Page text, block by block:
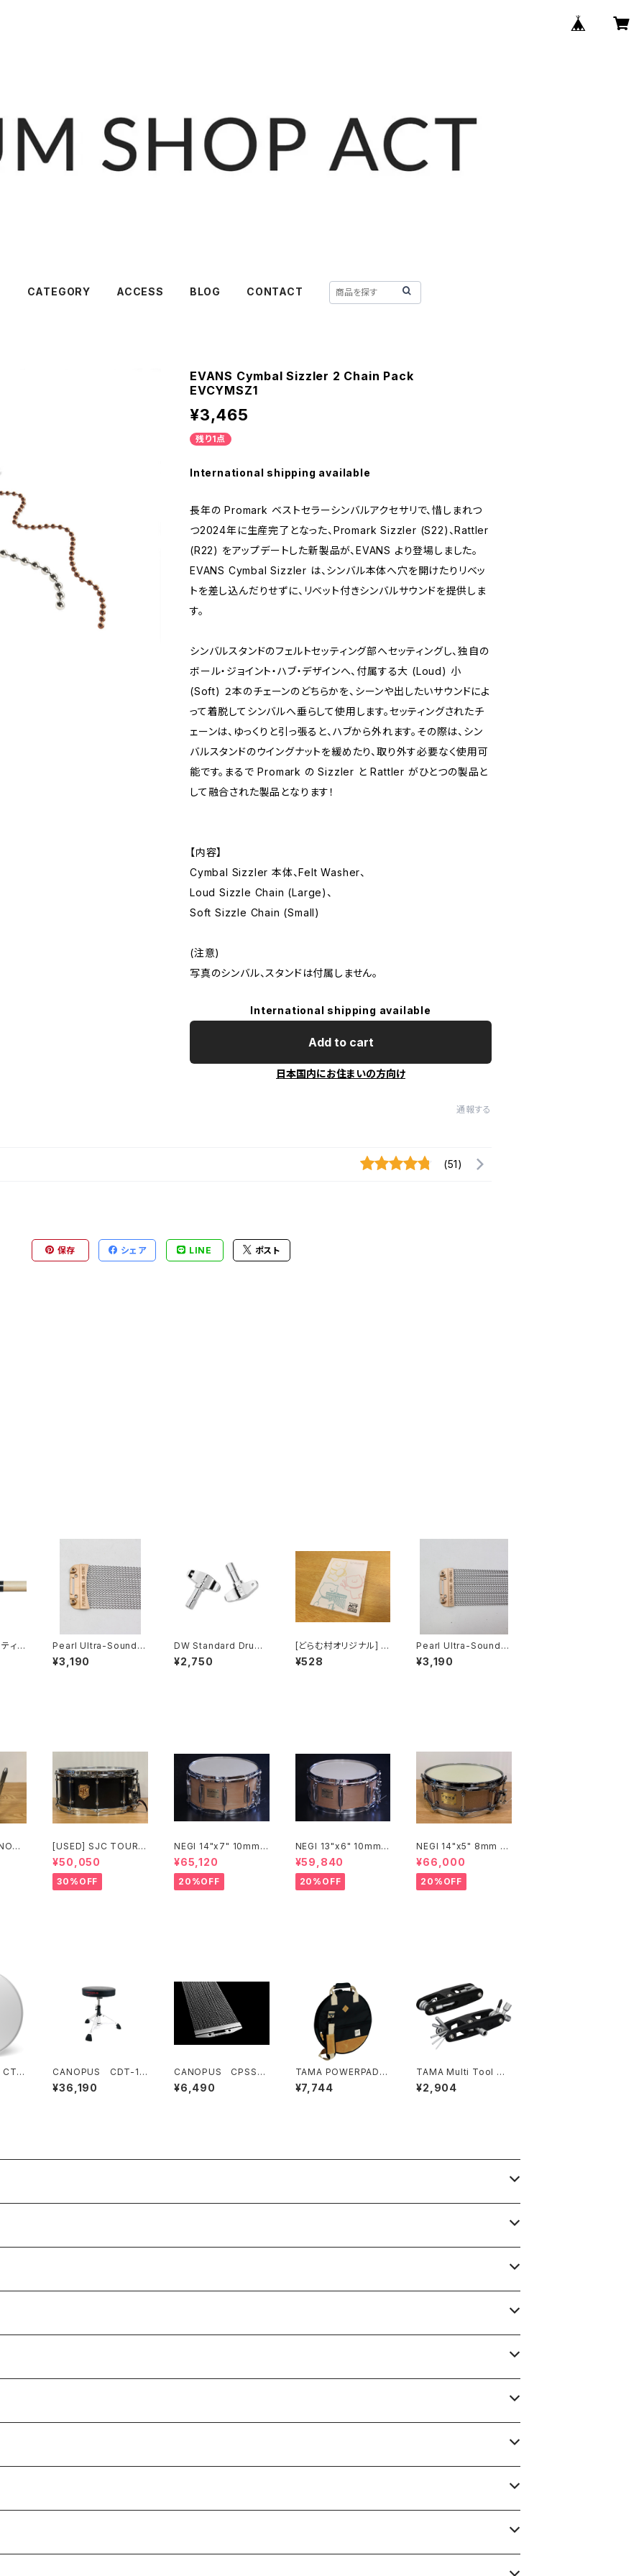
CATEGORY ACCESS BLOG CONTACT
EVANS Cymbal Sizzler 2 Chain Pack
EVCYMSZ1
¥3,465
残り1点
International shipping available
長年の Promark ベストセラーシンバルアクセサリで、惜しまれつ
つ2024年に生産完了となった、Promark Sizzler (S22)、Rattler
(R22) をアップデートした新製品が、EVANS より登場しました。
EVANS Cymbal Sizzler は、シンバル本体へ穴を開けたりリベッ
トを差し込んだりせずに、リベット付きシンバルサウンドを提供しま
す。
シンバルスタンドのフェルトセッティング部へセッティングし、独自の
ボール・ジョイント・ハブ・デザインへ、付属する大 (Loud) 小
(Soft) ２本のチェーンのどちらかを、シーンや出したいサウンドによ
って着脱してシンバルへ垂らして使用します。セッティングされたチ
ェーンは、ゆっくりと引っ張ると、ハブから外れます。その際は、シン
バルスタンドのウイングナットを緩めたり、取り外す必要なく使用可
能です。まるで Promark の Sizzler と Rattler がひとつの製品と
して融合された製品となります！
【内容】
Cymbal Sizzler 本体、Felt Washer、
Loud Sizzle Chain (Large)、
Soft Sizzle Chain (Small)
(注意)
写真のシンバル、スタンドは付属しません。
International shipping available
Add to cart
日本国内にお住まいの方向け
通報する
(51)
保存 シェア LINE ポスト
ィッ
Pearl Ultra-Sound S
nare Wires 20本
"C"-Type 13" 内面当
¥3,190
DW Standard Drum
Key (2-Pack) DWSM
801-2
¥2,750
[どらむ村オリジナル] D
RUM SHOP ACT ×
柴犬ラク ひとこと便箋
¥528
Pearl Ultra-Sound S
nare Wires 20本 "I"-
Type 13" 内面当たり
¥3,190
[USED] SJC TOUR S
ERIES SNARE 14 × 6.
5 マットブラック
¥50,050
30%OFF
NEGI 14"x7" 10mm
メイプルスネア M10R1
470P-S2N
¥65,120
20%OFF
NEGI 13"x6" 10mm
メイプルスネア M10R1
360R8-S2N
¥59,840
20%OFF
NEGI 14"x5" 8mm メ
イプルスネア SW-MU1
450PI-S2HB
¥66,000
20%OFF
CTD
CANOPUS CDT-1H
Y ハイブリッド・ドラム
スローン
¥36,190
CANOPUS CPSS-B
B14SNP30 Back B
eat Snare Wire 30 3
¥6,490
TAMA POWERPAD D
esigner Collection
Cymbal Bag for 18"
¥7,744
TAMA Multi Tool T
MT9
¥2,904